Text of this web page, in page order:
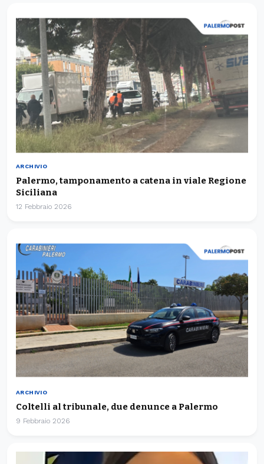
ARCHIVIO
Palermo, tamponamento a catena in viale Regione
Siciliana
12 Febbraio 2026
ARCHIVIO
Coltelli al tribunale, due denunce a Palermo
9 Febbraio 2026